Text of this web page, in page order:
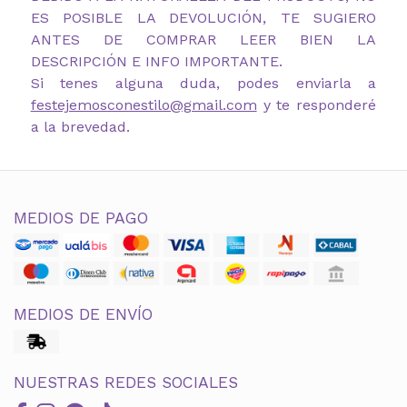
ES POSIBLE LA DEVOLUCIÓN, TE SUGIERO
ANTES DE COMPRAR LEER BIEN LA
DESCRIPCIÓN E INFO IMPORTANTE.
Si tenes alguna duda, podes enviarla a
festejemosconestilo@gmail.com y te responderé
a la brevedad.
MEDIOS DE PAGO
MEDIOS DE ENVÍO
NUESTRAS REDES SOCIALES